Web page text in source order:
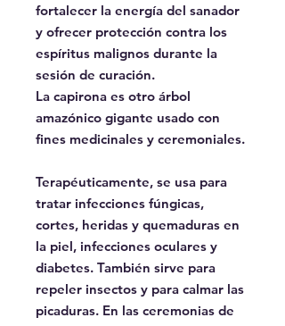
fortalecer la energía del sanador
y ofrecer protección contra los
espíritus malignos durante la
sesión de curación.
La capirona es otro árbol
amazónico gigante usado con
fines medicinales y ceremoniales.
Terapéuticamente, se usa para
tratar infecciones fúngicas,
cortes, heridas y quemaduras en
la piel, infecciones oculares y
diabetes. También sirve para
repeler insectos y para calmar las
picaduras. En las ceremonias de